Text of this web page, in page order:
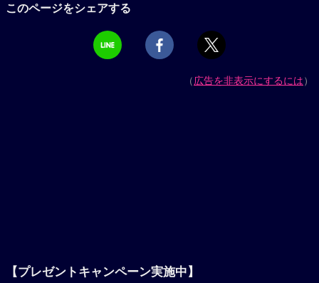
このページをシェアする
（広告を非表示にするには）
【プレゼントキャンペーン実施中】